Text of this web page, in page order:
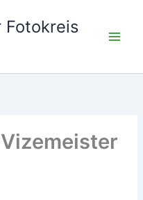
Fotokreis